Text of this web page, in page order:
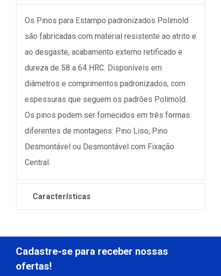
Os Pinos para Estampo padronizados Polimold
são fabricadas com material resistente ao atrito e
ao desgaste, acabamento externo retificado e
dureza de 58 a 64 HRC. Disponíveis em
diâmetros e comprimentos padronizados, com
espessuras que seguem os padrões Polimold.
Os pinos podem ser fornecidos em três formas
diferentes de montagens: Pino Liso, Pino
Desmontável ou Desmontável com Fixação
Central.
Características
Cadastre-se para receber nossas
ofertas!